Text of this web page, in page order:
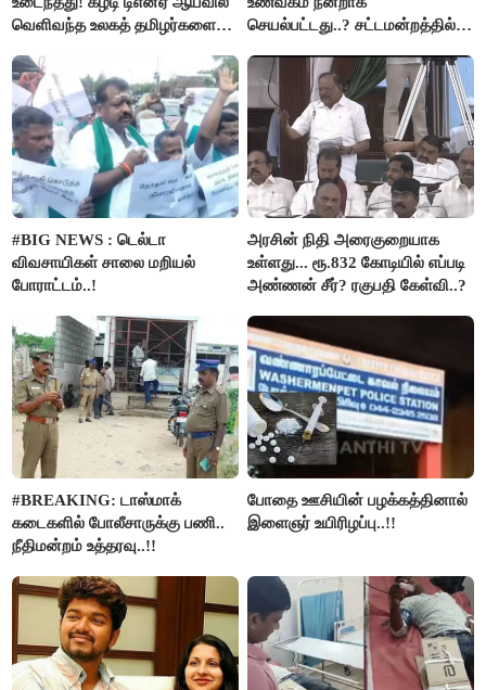
வெளிவந்த உலகத் தமிழர்களை
செயல்பட்டது..? சட்டமன்றத்தில்
#BIG NEWS : டெல்டா
விவசாயிகள் சாலை மறியல்
போராட்டம்..!
அரசின் நிதி அரைகுறையாக
உள்ளது... ரூ.832 கோடியில் எப்படி
அண்ணன் சீர்? ரகுபதி கேள்வி..?
#BREAKING: டாஸ்மாக்
கடைகளில் போலீசாருக்கு பணி..
நீதிமன்றம் உத்தரவு..!!
போதை ஊசியின் பழக்கத்தினால்
இளைஞர் உயிரிழப்பு..!!